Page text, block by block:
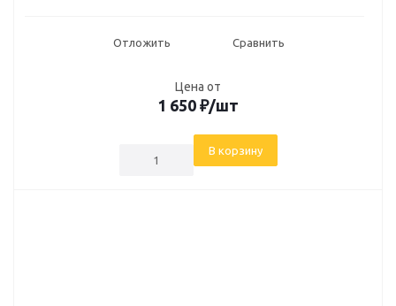
Отложить Сравнить
Цена от
1 650 ₽/шт
В корзину